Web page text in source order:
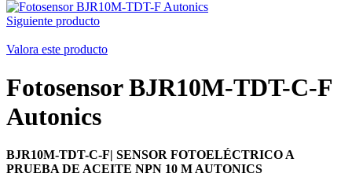
Siguiente producto
Valora este producto
Fotosensor BJR10M-TDT-C-F
Autonics
BJR10M-TDT-C-F| SENSOR FOTOELÉCTRICO A
PRUEBA DE ACEITE NPN 10 M AUTONICS